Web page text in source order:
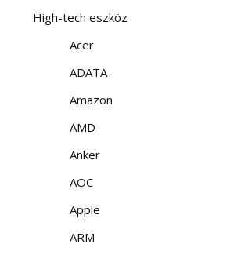
High-tech eszköz
Acer
ADATA
Amazon
AMD
Anker
AOC
Apple
ARM